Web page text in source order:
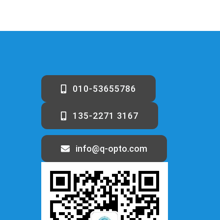
010-53655786
135-2271 3167
info@q-opto.com